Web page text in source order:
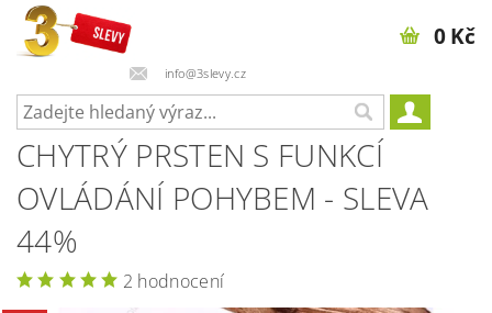
info@3slevy.cz
0 Kč
CHYTRÝ PRSTEN S FUNKCÍ
OVLÁDÁNÍ POHYBEM - SLEVA
44%
2 hodnocení